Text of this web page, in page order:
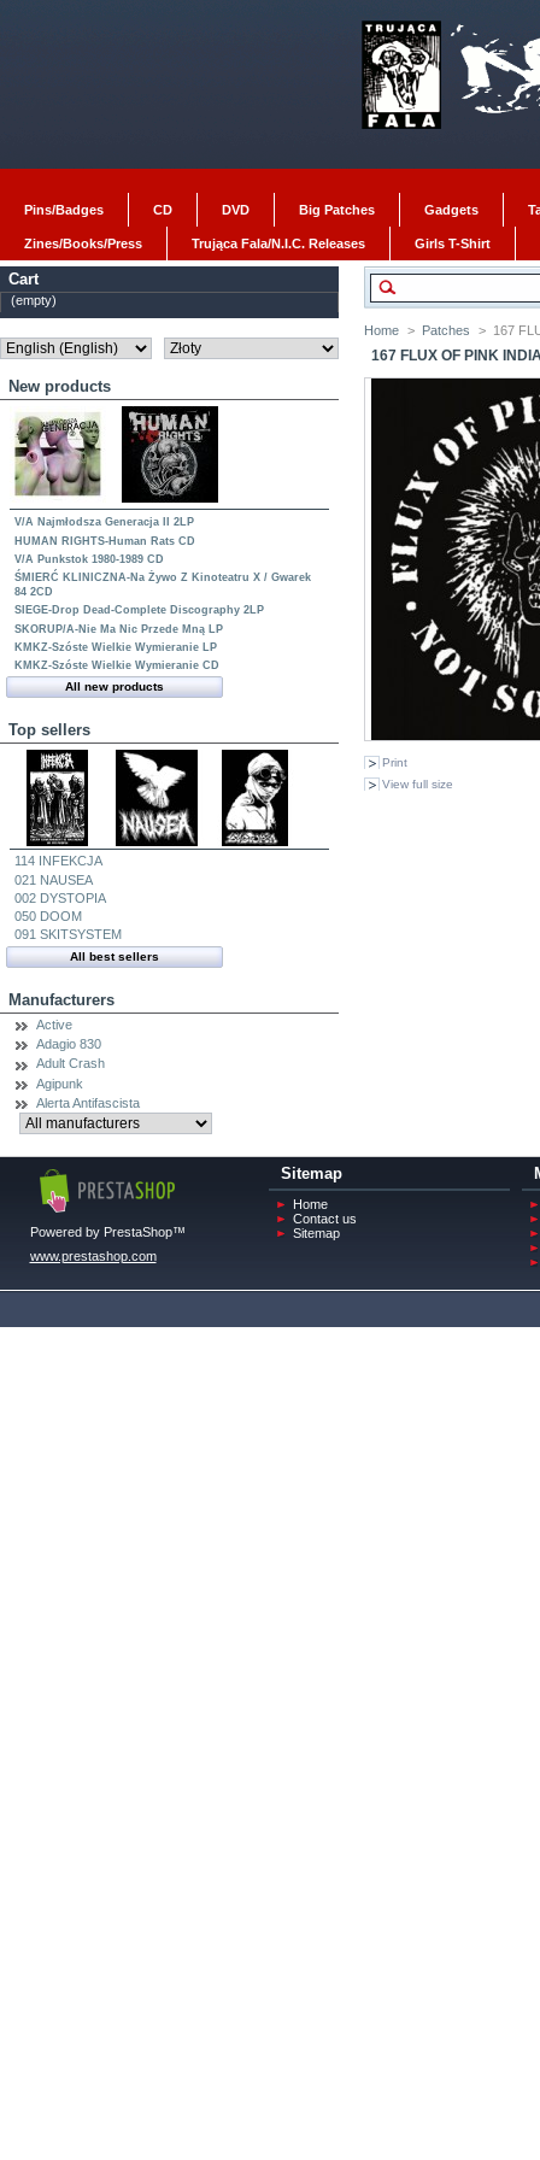
Pins/Badges CD DVD Big Patches Gadgets
Zines/Books/Press Trująca Fala/N.I.C. Releases Girls T-Shirt
Cart
(empty)
New products
V/A Najmłodsza Generacja II 2LP
HUMAN RIGHTS-Human Rats CD
V/A Punkstok 1980-1989 CD
ŚMIERĆ KLINICZNA-Na Żywo Z Kinoteatru X / Gwarek
84 2CD
SIEGE-Drop Dead-Complete Discography 2LP
SKORUP/A-Nie Ma Nic Przede Mną LP
KMKZ-Szóste Wielkie Wymieranie LP
KMKZ-Szóste Wielkie Wymieranie CD
All new products
Top sellers
114 INFEKCJA
021 NAUSEA
002 DYSTOPIA
050 DOOM
091 SKITSYSTEM
All best sellers
Manufacturers
Active
Adagio 830
Adult Crash
Agipunk
Alerta Antifascista
Home > Patches > 167
167 FLUX OF PINK
Print
View full size
Powered by PrestaShop™
www.prestashop.com
Sitemap
Home
Contact us
Sitemap